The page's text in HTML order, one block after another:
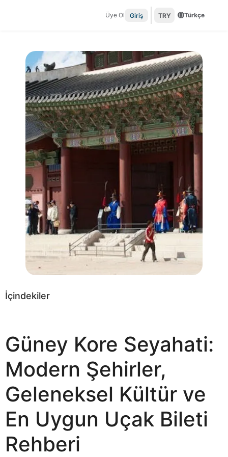
Üye Ol Giriş TRY Türkçe
İçindekiler
Güney Kore Seyahati:
Modern Şehirler,
Geleneksel Kültür ve
En Uygun Uçak Bileti
Rehberi